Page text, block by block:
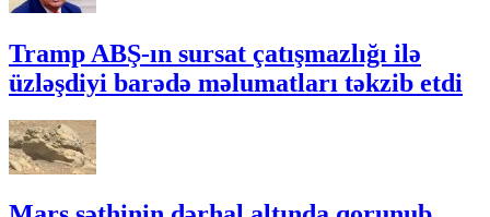
Tramp ABŞ-ın sursat çatışmazlığı ilə
üzləşdiyi barədə məlumatları təkzib etdi